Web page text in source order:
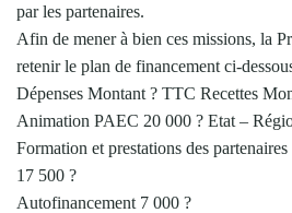
par les partenaires.
Afin de mener à bien ces missions, la
retenir le plan de financement ci-
Dépenses Montant ? TTC Recettes
Animation PAEC 20 000 ? Etat –
Formation et prestations des
17 500 ?
Autofinancement 7 000 ?